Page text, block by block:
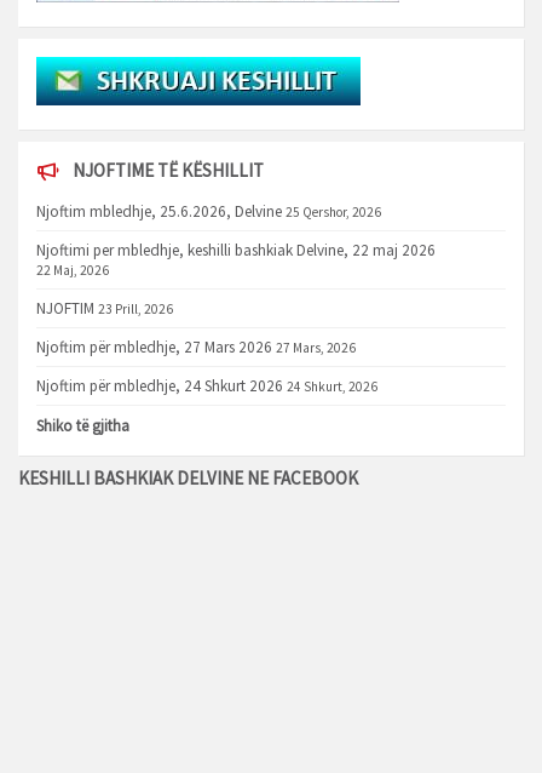
NJOFTIME TË KËSHILLIT
Njoftim mbledhje, 25.6.2026, Delvine 25 Qershor, 2026
Njoftimi per mbledhje, keshilli bashkiak Delvine, 22 maj 2026
22 Maj, 2026
NJOFTIM 23 Prill, 2026
Njoftim për mbledhje, 27 Mars 2026 27 Mars, 2026
Njoftim për mbledhje, 24 Shkurt 2026 24 Shkurt, 2026
Shiko të gjitha
KESHILLI BASHKIAK DELVINE NE FACEBOOK